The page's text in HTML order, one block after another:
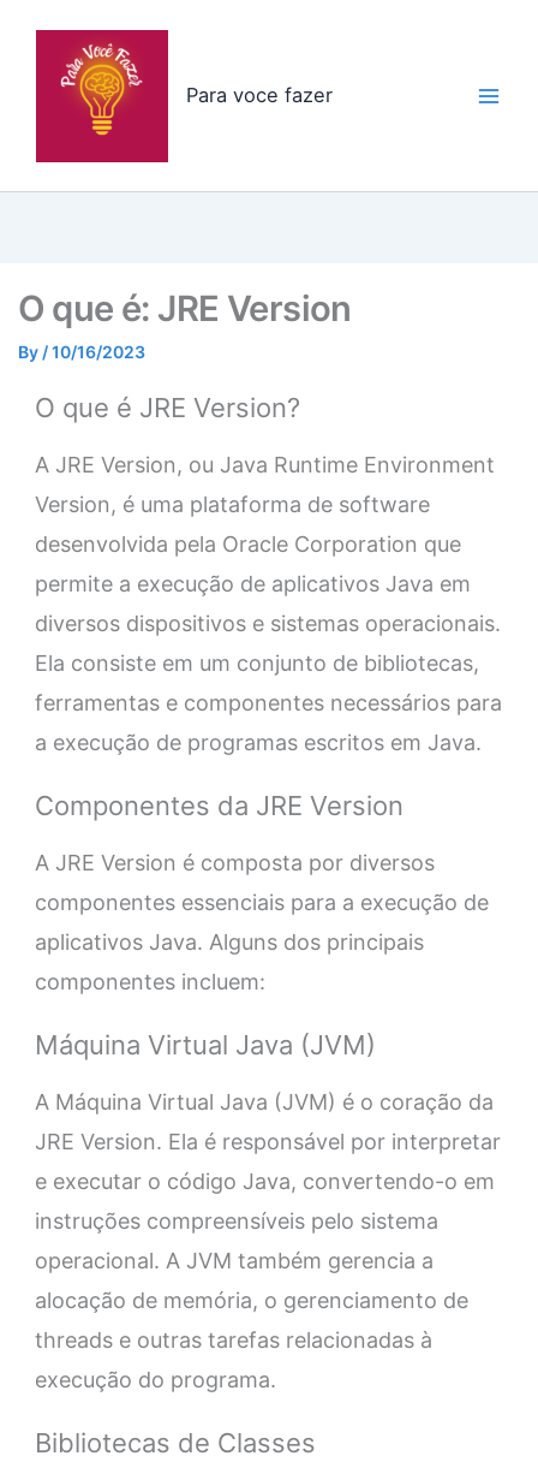
Para voce fazer
O que é: JRE Version
By /10/16/2023
O que é JRE Version?
A JRE Version, ou Java Runtime Environment
Version, é uma plataforma de software
desenvolvida pela Oracle Corporation que
permite a execução de aplicativos Java em
diversos dispositivos e sistemas operacionais.
Ela consiste em um conjunto de bibliotecas,
ferramentas e componentes necessários para
a execução de programas escritos em Java.
Componentes da JRE Version
A JRE Version é composta por diversos
componentes essenciais para a execução de
aplicativos Java. Alguns dos principais
componentes incluem:
Máquina Virtual Java (JVM)
A Máquina Virtual Java (JVM) é o coração da
JRE Version. Ela é responsável por interpretar
e executar o código Java, convertendo-o em
instruções compreensíveis pelo sistema
operacional. A JVM também gerencia a
alocação de memória, o gerenciamento de
threads e outras tarefas relacionadas à
execução do programa.
Bibliotecas de Classes